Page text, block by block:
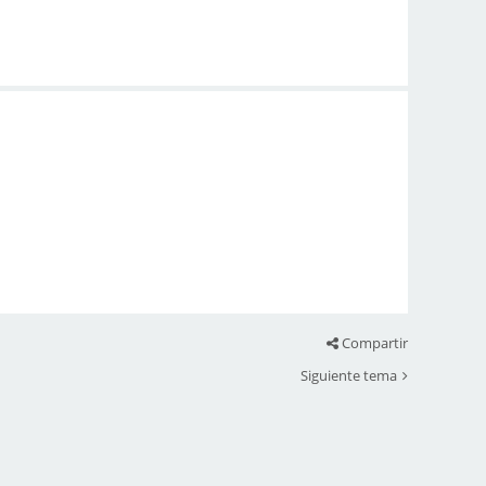
Compartir
Siguiente tema